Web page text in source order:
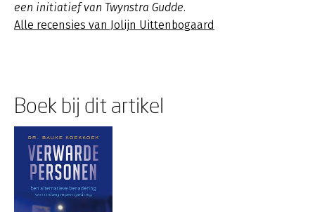
een initiatief van Twynstra Gudde.
Alle recensies van Jolijn Uittenbogaard
Boek bij dit artikel